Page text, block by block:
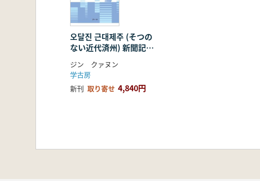
오달진 근대제주 (そつの
ない近代済州) 新聞記事
で見た近代済州経済と社
会
ジン クァヌン
学古房
新刊 取り寄せ 4,840円